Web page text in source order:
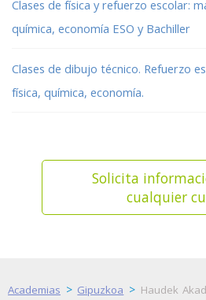
Clases de física y refuerzo escolar:
química, economía ESO y Bachiller
Clases de dibujo técnico. Refuerzo
física, química, economía.
Solicita
cualquier
Academias > Gipuzkoa > Haudek